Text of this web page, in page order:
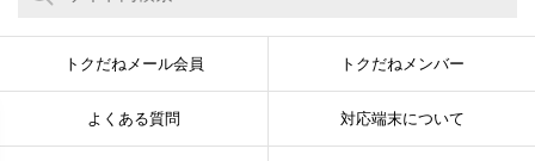
トクだねメール会員 トクだねメンバー
よくある質問 対応端末について